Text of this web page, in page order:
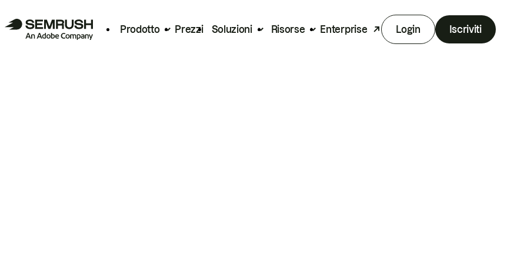
Prodotto Prezzi Soluzioni Risorse Enterprise Login Iscriviti